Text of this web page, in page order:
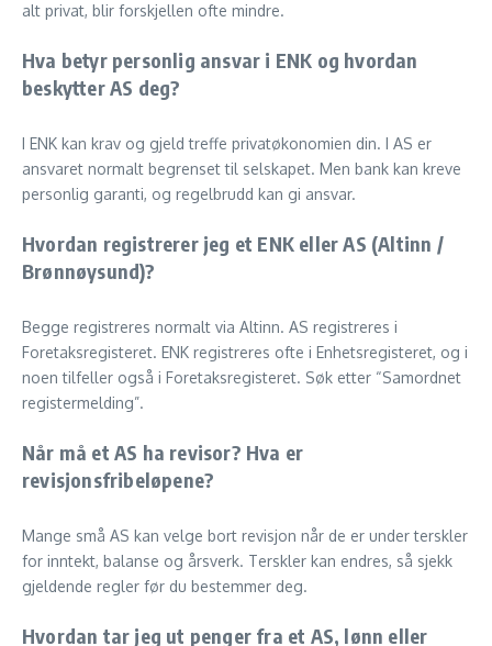
alt privat, blir forskjellen ofte mindre.
Hva betyr personlig ansvar i ENK og hvordan
beskytter AS deg?
I ENK kan krav og gjeld treffe privatøkonomien din. I AS er
ansvaret normalt begrenset til selskapet. Men bank kan kreve
personlig garanti, og regelbrudd kan gi ansvar.
Hvordan registrerer jeg et ENK eller AS (Altinn /
Brønnøysund)?
Begge registreres normalt via Altinn. AS registreres i
Foretaksregisteret. ENK registreres ofte i Enhetsregisteret, og i
noen tilfeller også i Foretaksregisteret. Søk etter “Samordnet
registermelding”.
Når må et AS ha revisor? Hva er
revisjonsfribeløpene?
Mange små AS kan velge bort revisjon når de er under terskler
for inntekt, balanse og årsverk. Terskler kan endres, så sjekk
gjeldende regler før du bestemmer deg.
Hvordan tar jeg ut penger fra et AS, lønn eller